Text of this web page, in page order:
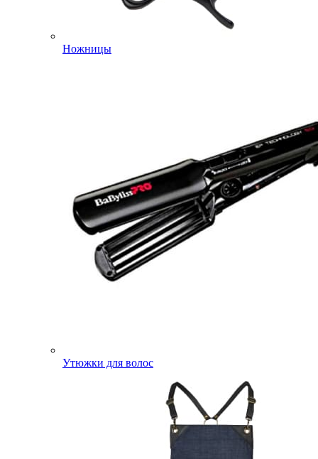
Ножницы
Утюжки для волос